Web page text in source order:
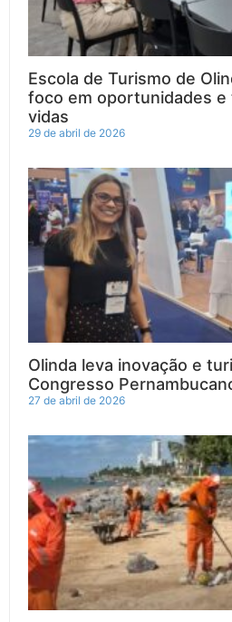
Escola de Turismo de
foco em oportunidades e
vidas
29 de abril de 2026
Olinda leva inovação e
Congresso
27 de abril de 2026